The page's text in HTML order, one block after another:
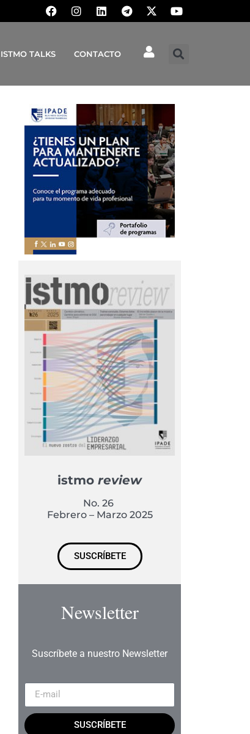
ISTMO TALKS CONTACTO
istmoreview
No. 26
Febrero – Marzo 2025
SUSCRÍBETE
Newsletter
Suscríbete a nuestro Newsletter
SUSCRÍBETE